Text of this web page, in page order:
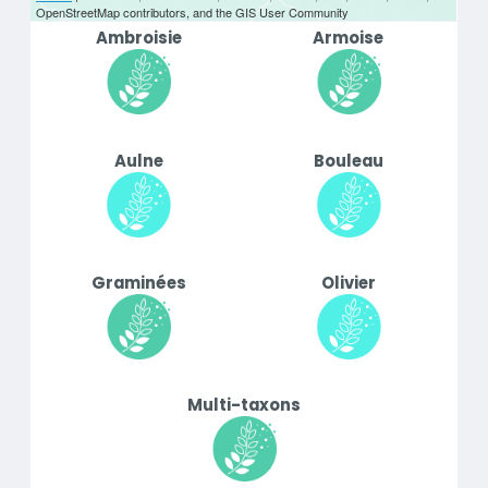
OpenStreetMap contributors, and the GIS User Community
Ambroisie Armoise
Aulne Bouleau
Graminées Olivier
Multi-taxons